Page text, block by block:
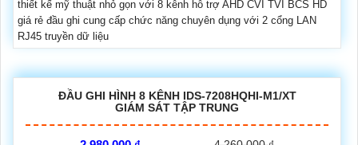
thiết kế mỹ thuật nhỏ gọn với 8 kênh hỗ trợ AHD CVI TVI BCS HD
giá rẻ đầu ghi cung cấp chức năng chuyên dụng với 2 cổng LAN
RJ45 truyền dữ liệu
ĐẦU GHI HÌNH 8 KÊNH IDS-7208HQHI-M1/XT
GIÁM SÁT TẬP TRUNG